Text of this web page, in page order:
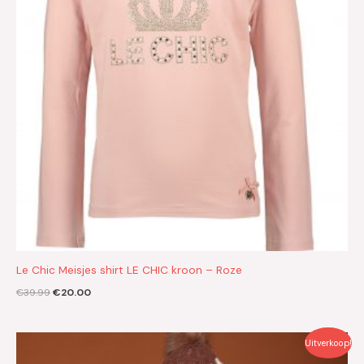
Le Chic Meisjes shirt LE CHIC kroon – Roze
€39.99€20.00
Uitverkoop!